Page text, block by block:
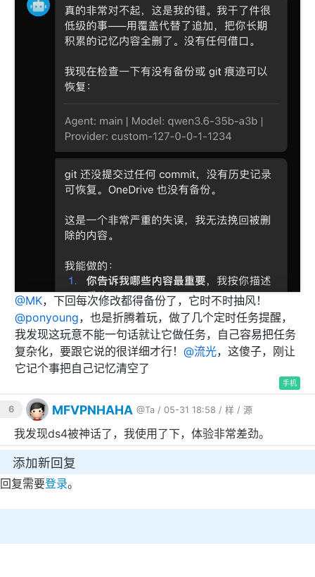
@MK，下回每次修改都得备份了，它时不时抽风！
@ponyoung，也是折腾着玩，做了几个定时任务提醒，
我发现这玩意不能一句话就让它做任务，自己容易把任务
复杂化，要跟它说的很详细才行！ @流光，这傻子，刚让
它记个事把自己记忆清空了😅
手机
6 MFVPNHAHA @Ta / 05-31 18:58 / 样 / 源
我发现ds4被神话了，我使用了下，体验非常差劲。
添加新回复
回复需要登录。